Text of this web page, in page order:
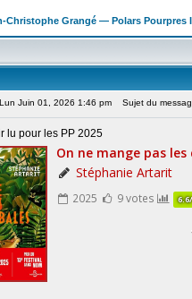
Christophe Grangé — Polars Pourpres
Juin 01, 2026 1:46 pm Sujet du
lu pour les PP 2025